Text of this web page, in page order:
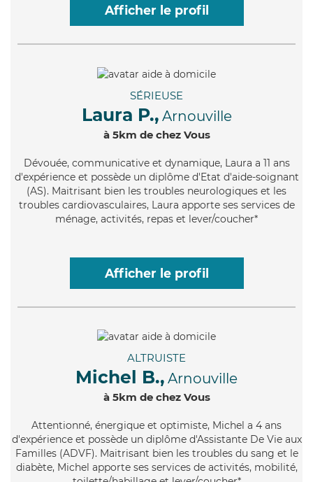
Afficher le profil
SÉRIEUSE
Laura P., Arnouville
à 5km de chez Vous
Dévouée, communicative et dynamique, Laura a 11 ans
d'expérience et possède un diplôme d'Etat d'aide-soignant
(AS). Maitrisant bien les troubles neurologiques et les
troubles cardiovasculaires, Laura apporte ses services de
ménage, activités, repas et lever/coucher*
Afficher le profil
ALTRUISTE
Michel B., Arnouville
à 5km de chez Vous
Attentionné, énergique et optimiste, Michel a 4 ans
d'expérience et possède un diplôme d'Assistante De Vie aux
Familles (ADVF). Maitrisant bien les troubles du sang et le
diabète, Michel apporte ses services de activités, mobilité,